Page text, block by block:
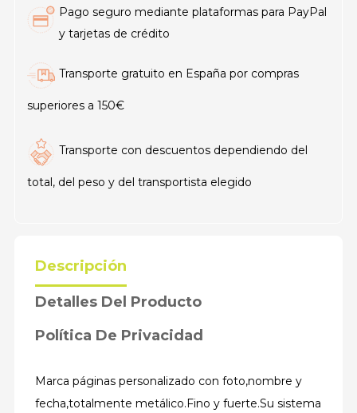
Pago seguro mediante plataformas para PayPal
y tarjetas de crédito
Transporte gratuito en España por compras
superiores a 150€
Transporte con descuentos dependiendo del
total, del peso y del transportista elegido
Descripción
Detalles Del Producto
Política De Privacidad
Marca páginas personalizado con foto,nombre y
fecha,totalmente metálico.Fino y fuerte.Su sistema